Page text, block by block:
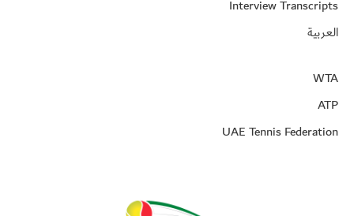
Interview Transcripts
العربية
WTA
ATP
UAE Tennis Federation